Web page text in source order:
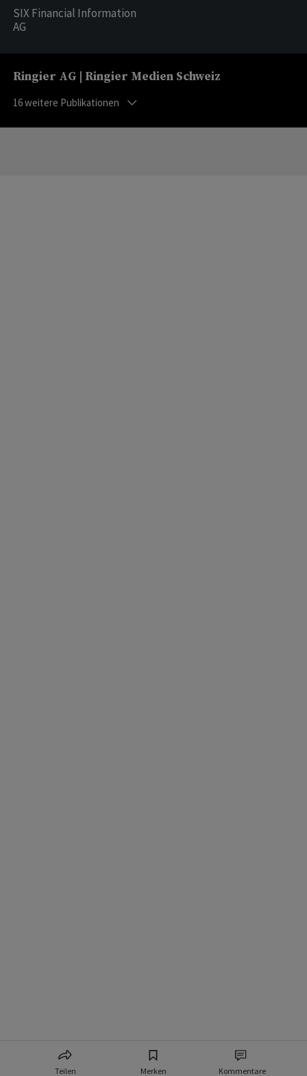
Teilen Merken Kommentare
SIX Financial Information
AG
Ringier AG | Ringier Medien Schweiz
16weitere Publikationen